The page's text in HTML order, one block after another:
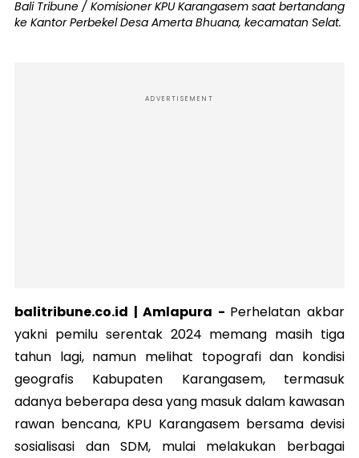
Bali Tribune / Komisioner KPU Karangasem saat bertandang
ke Kantor Perbekel Desa Amerta Bhuana, kecamatan Selat.
ADVERTISEMENT
balitribune.co.id | Amlapura - Perhelatan akbar
yakni pemilu serentak 2024 memang masih tiga
tahun lagi, namun melihat topografi dan kondisi
geografis Kabupaten Karangasem, termasuk
adanya beberapa desa yang masuk dalam kawasan
rawan bencana, KPU Karangasem bersama devisi
sosialisasi dan SDM, mulai melakukan berbagai